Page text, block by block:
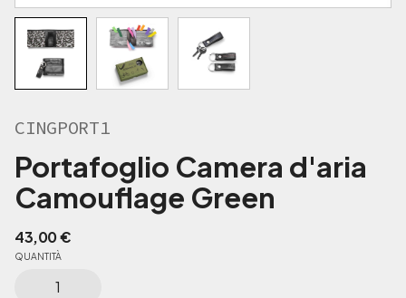
CINGPORT1
Portafoglio Camera d'aria
Camouflage Green
43,00€
QUANTITÀ